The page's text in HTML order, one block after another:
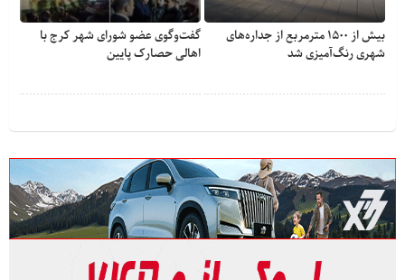
بیش از ۱۵۰۰ مترمربع از جداره‌های
شهری رنگ‌آمیزی شد
گفت‌وگوی عضو شورای شهر کرج با
اهالی حصارک پایین